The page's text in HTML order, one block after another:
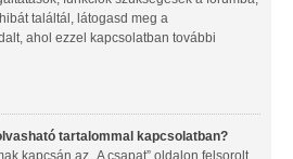
találtál, látogasd meg a
ahol ezzel kapcsolatban további
tartalommal kapcsolatban?
kapcsán az „A csapat” oldalon felsorolt